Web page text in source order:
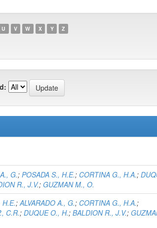
U V W X Y Z
G.; POSADA S., H.E.; CORTINA G., H.A.;
R., J.V.; GUZMAN M., O.
H.E.;ALVARADO A., G.; CORTINA G., H.A.;
C.R.; DUQUE O., H.; BALDION R., J.V.;